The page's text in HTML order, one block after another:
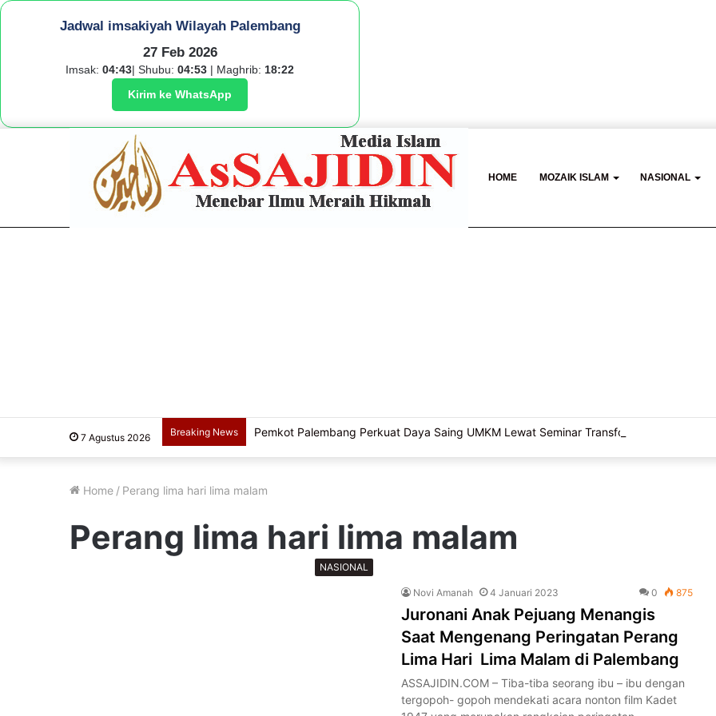
Jadwal imsakiyah Wilayah Palembang
27 Feb 2026
Imsak: 04:43| Shubu: 04:53 | Maghrib: 18:22
Kirim ke WhatsApp
HOME MOZAIK ISLAM NASIONAL
7 Agustus 2026 Breaking News Pemkot Palembang Perkuat Daya Saing UMKM Lewat Seminar Transformasi Digital
Home / Perang lima hari lima malam
Perang lima hari lima malam
NASIONAL
Novi Amanah 4 Januari 2023 0 875
Juronani Anak Pejuang Menangis
Saat Mengenang Peringatan Perang
Lima Hari Lima Malam di Palembang
ASSAJIDIN.COM – Tiba-tiba seorang ibu – ibu dengan
tergopoh- gopoh mendekati acara nonton film Kadet